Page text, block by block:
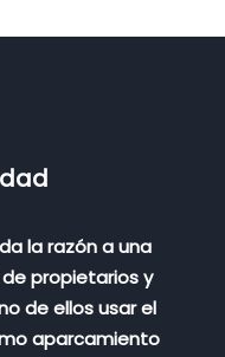
la razón a una
propietarios y
de ellos usar el
aparcamiento